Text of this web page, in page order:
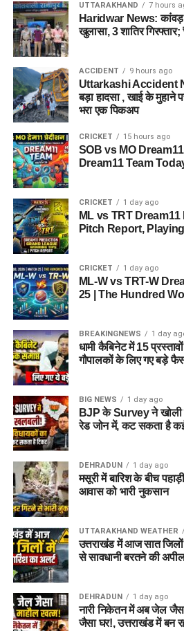
इस्तेमाल वो लोगों का भरोसा जीतने और खुद
साबित करने के लिए करता था।
पुलिस मामले की जांच में जुटी
फिलहाल पुलिस ने मामला दर्ज कर जांच आगे
कहना है कि जांच के दौरान यदि अन्य
भी दर्ज किए जाएंगे और मामले के सभी पहलुओं
FAQs (EX Ias Son Yashvardhan
1. क्या देहरादून पुलिस ने
को गिरफ्तार किया है ?
हां देहरादून पुलिस ने यशवर्धन नाम के युवक
उत्तराखंड के पूर्व मुख्य सचिव और पूर्व आईएएस
रहा है।
2. आरोपी पर क्या आरोप हैं?
आरोपी पर खुद को केंद्र सरकार, गृह
सेना का वरिष्ठ अधिकारी बताकर लोगों से
3. शिकायत किसने दर्ज
दिल्ली निवासी एक युवती ने शिकायत दर्ज
प्रभावशाली सरकारी संपर्कों का झांसा
ठग लिए।
4. आरोपी लोगों को कैसे
पुलिस के अनुसार, आरोपी अलग-अलग लोगों
बदलता था और खुद को कभी गृह मंत्रालय,
सेना का वरिष्ठ अधिकारी बताकर लोगों का
5. पुलिस को आरोपी के पास से
हुआ?
तलाशी के दौरान आरोपी के पास से सेना की
UTTARAKHAND 7 hours
Haridwar News: कांवड़
खुलासा, 3 शातिर
ACCIDENT 9 hours ago
Uttarkashi Accident
बड़ा हादसा , खाई के मुहाने
भरा एक पिकअप
CRICKET 15 hours ago
SOB vs MO
Dream11 Team
CRICKET 1 day ago
ML vs TRT
Pitch Report,
CRICKET 1 day ago
ML-W vs TRT-W
25 | The Hundred
BREAKINGNEWS 1 day
धामी कैबिनेट में 15
गौपालकों के लिए गए बड़े
BIG NEWS 1 day ago
BJP के Survey ने खोली
रेड जोन में, कट सकता है
DEHRADUN 1 day ago
मसूरी में बारिश के बीच
आवास को भारी नुकसान
UTTARAKHAND WEATHER
उत्तराखंड में आज सात जिलों
से सावधानी बरतने की
DEHRADUN 1 day ago
नारी निकेतन में अब जेल जैसा
जैसा घर!, उत्तराखंड में बन